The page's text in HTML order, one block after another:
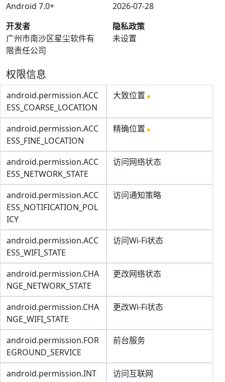
Android 7.0+
2026-07-28
开发者
广州市南沙区星尘软件有
限责任公司
隐私政策
未设置
权限信息
android.permission.ACC
ESS_COARSE_LOCATION
大致位置
android.permission.ACC
ESS_FINE_LOCATION
精确位置
android.permission.ACC
ESS_NETWORK_STATE
访问网络状态
android.permission.ACC
ESS_NOTIFICATION_POL
ICY
访问通知策略
android.permission.ACC
ESS_WIFI_STATE
访问Wi-Fi状态
android.permission.CHA
NGE_NETWORK_STATE
更改网络状态
android.permission.CHA
NGE_WIFI_STATE
更改Wi-Fi状态
android.permission.FOR
EGROUND_SERVICE
前台服务
android.permission.INT
访问互联网